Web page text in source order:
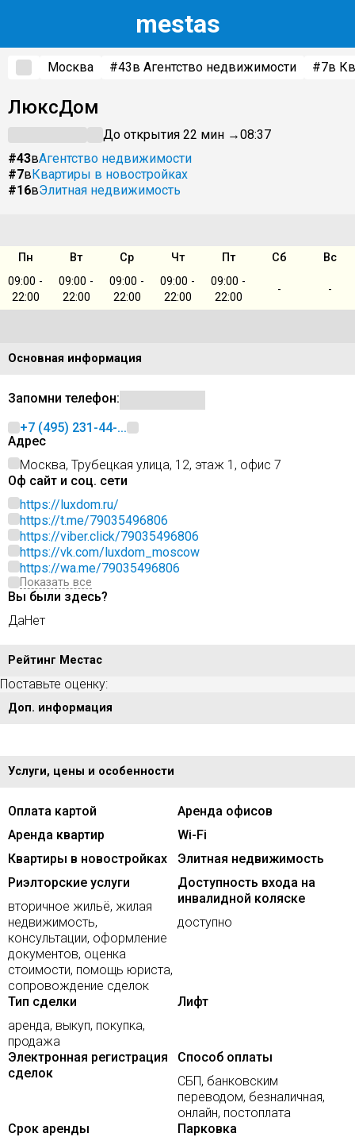
mestas
Москва #43в Агентство недвижимости #7в
ЛюксДом
До открытия 22 мин →08:37
#43вАгентство недвижимости
#7вКвартиры в новостройках
#16вЭлитная недвижимость
Пн Вт Ср Чт Пт Сб
Вс
09:00 -
22:00
09:00 -
22:00
09:00 -
22:00
09:00 -
22:00
09:00 -
22:00
- -
Основная информация
Запомни телефон:
+7 (495) 231-44-...
Адрес
Москва, Трубецкая улица, 12, этаж 1, офис 7
Оф сайт и соц. сети
https://luxdom.ru/
https://t.me/79035496806
https://viber.click/79035496806
https://vk.com/luxdom_moscow
https://wa.me/79035496806
Показать все
Вы были здесь?
ДаНет
Рейтинг Местас
Поставьте оценку:
Доп. информация
Услуги, цены и особенности
Оплата картой
Аренда офисов
Аренда квартир
Wi-Fi
Квартиры в новостройках
Элитная недвижимость
Риэлторские услуги
вторичное жильё, жилая
недвижимость,
консультации, оформление
документов, оценка
стоимости, помощь юриста,
сопровождение сделок
Доступность входа на
инвалидной коляске
доступно
Тип сделки
аренда, выкуп, покупка,
продажа
Лифт
Электронная регистрация
сделок
Способ оплаты
СБП, банковским
переводом, безналичная,
онлайн, постоплата
Срок аренды
Парковка